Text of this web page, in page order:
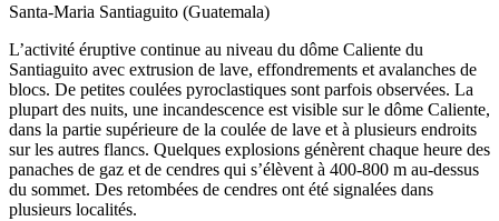
Santa-Maria Santiaguito (Guatemala)
L’activité éruptive continue au niveau du dôme Caliente du
Santiaguito avec extrusion de lave, effondrements et avalanches de
blocs. De petites coulées pyroclastiques sont parfois observées. La
plupart des nuits, une incandescence est visible sur le dôme Caliente,
dans la partie supérieure de la coulée de lave et à plusieurs endroits
sur les autres flancs. Quelques explosions génèrent chaque heure des
panaches de gaz et de cendres qui s’élèvent à 400-800 m au-dessus
du sommet. Des retombées de cendres ont été signalées dans
plusieurs localités.